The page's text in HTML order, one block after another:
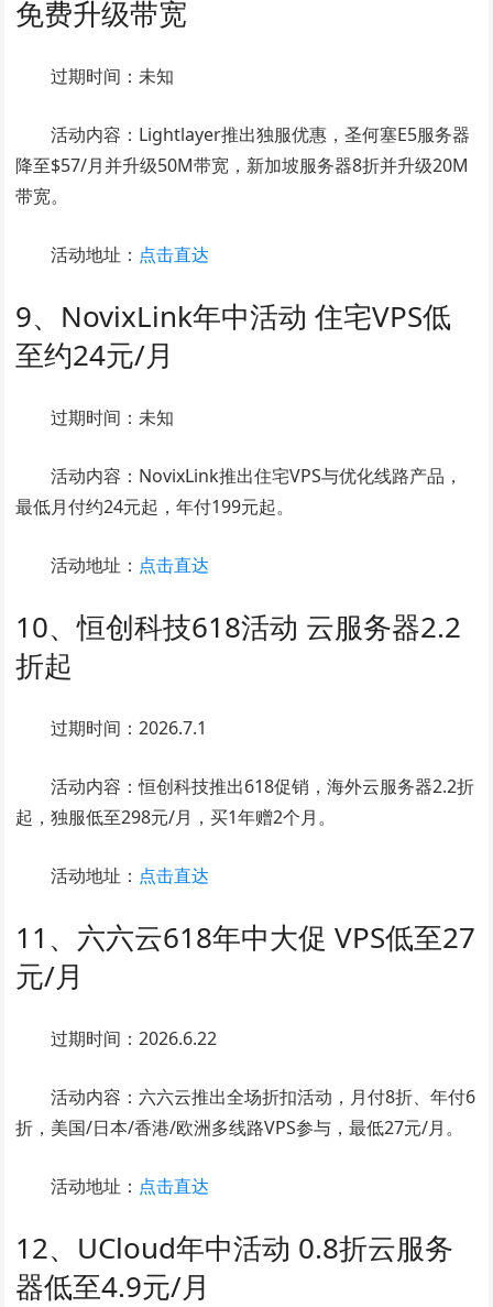
免费升级带宽
过期时间：未知
活动内容：Lightlayer推出独服优惠，圣何塞E5服务器
降至$57/月并升级50M带宽，新加坡服务器8折并升级20M
带宽。
活动地址： 点击直达
9、NovixLink年中活动 住宅VPS低
至约24元/月
过期时间：未知
活动内容：NovixLink推出住宅VPS与优化线路产品，
最低月付约24元起，年付199元起。
活动地址： 点击直达
10、恒创科技618活动 云服务器2.2
折起
过期时间：2026.7.1
活动内容：恒创科技推出618促销，海外云服务器2.2折
起，独服低至298元/月，买1年赠2个月。
活动地址： 点击直达
11、六六云618年中大促 VPS低至27
元/月
过期时间：2026.6.22
活动内容：六六云推出全场折扣活动，月付8折、年付6
折，美国/日本/香港/欧洲多线路VPS参与，最低27元/月。
活动地址： 点击直达
12、UCloud年中活动 0.8折云服务
器低至4.9元/月